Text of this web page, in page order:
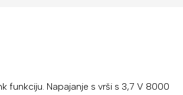
funkciju. Napajanje s vrši s 3,7 V 8000